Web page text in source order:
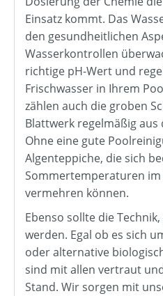
Einsatz kommt. Das
den gesundheitlichen
Wasserkontrollen
richtige pH-Wert und
Frischwasser in Ihrem
zählen auch die groben
Blattwerk regelmäßig
Ohne eine gute
Algenteppiche, die sich
Sommertemperaturen im
vermehren können.
Ebenso sollte die
werden. Egal ob es sich
oder alternative
sind mit allen vertraut
Stand. Wir sorgen mit